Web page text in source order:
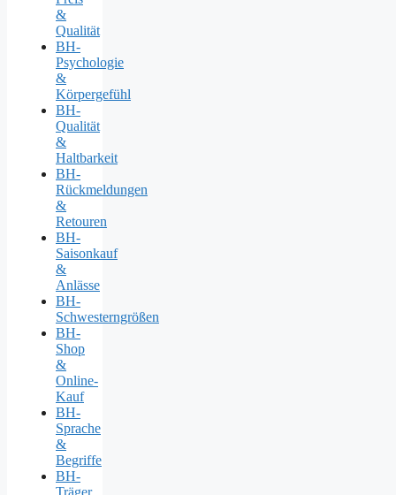
&
Qualität
BH-
Psychologie
&
Körpergefühl
BH-
Qualität
&
Haltbarkeit
BH-
Rückmeldungen
&
Retouren
BH-
Saisonkauf
&
Anlässe
BH-
Schwesterngrößen
BH-
Shop
&
Online-
Kauf
BH-
Sprache
&
Begriffe
BH-